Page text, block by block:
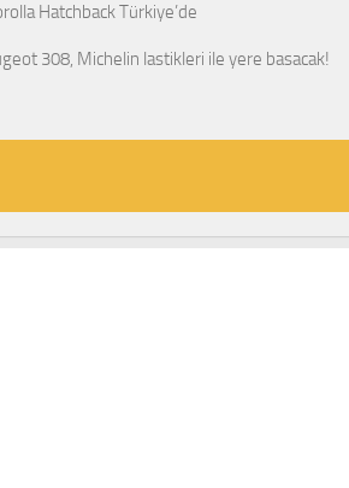
Hatchback Türkiye’de
308, Michelin lastikleri ile yere basacak!